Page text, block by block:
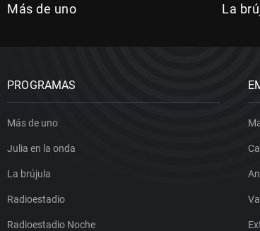
Más de uno La
PROGRAMAS
Más de uno
Julia en la onda
La brújula
Radioestadio
Radioestadio Noche